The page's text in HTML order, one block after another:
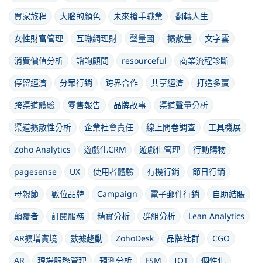
買家旅程
大腦的顏色 未來搶手職業
翻轉人生
女性財富管理
互聯網理財 聲量圖 擴散量
文字雲
消費價值分析
諮詢顧問 resourceful
商業流程診斷
停留經濟
分眾行銷 跨界合作 共享經濟
打造多贏
跨渠道體驗
零售報告 品牌故事
渠道聲量分析
渠道擴散性分析
企業社會責任 線上問卷調查
工具機展
Zoho Analytics
遊戲化CRM 遊戲化管理
行動購物
pagesense
UX 使用者體驗 有機行銷
節日行銷
母親節
數位品牌 Campaign 電子郵件行銷
自助結賬
顛覆者
訂閱服務 精實分析 群組分析
Lean Analytics
AR擴增實境
數據趨動 ZohoDesk 品牌社群
CGO
AR
現場服務管理 預測分析 FSM IOT
個性化